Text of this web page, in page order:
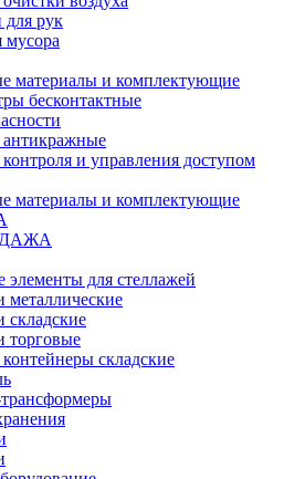
рук
материалы и комплектующие
бесконтактные
и управления доступом
материалы и комплектующие
элементы для стеллажей
металлические
складские
торговые
складские